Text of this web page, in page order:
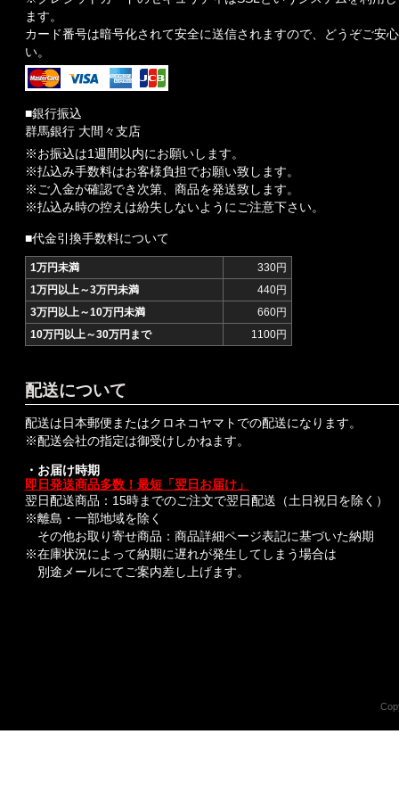
ます。
カード番号は暗号化されて安全に送信されますので、どうぞご安
い。
■銀行振込
群馬銀行 大間々支店
※お振込は1週間以内にお願いします。
※払込み手数料はお客様負担でお願い致します。
※ご入金が確認でき次第、商品を発送致します。
※払込み時の控えは紛失しないようにご注意下さい。
■代金引換手数料について
1万円未満
330円
1万円以上～3万円未満
440円
3万円以上～10万円未満
660円
10万円以上～30万円まで
1100円
配送について
配送は日本郵便またはクロネコヤマトでの配送になります。
※配送会社の指定は御受けしかねます。
・お届け時期
即日発送商品多数！最短「翌日お届け」
翌日配送商品：15時までのご注文で翌日配送（土日祝日を除く）
※離島・一部地域を除く
その他お取り寄せ商品：商品詳細ページ表記に基づいた納期
※在庫状況によって納期に遅れが発生してしまう場合は
別途メールにてご案内差し上げます。